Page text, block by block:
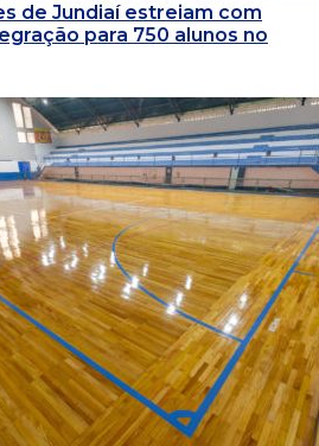
de Jundiaí estreiam com
para 750 alunos no